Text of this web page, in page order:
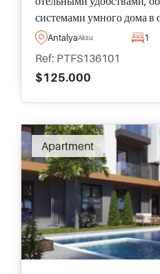
системами умного дома в
быстрорастущих
AntalyaAksu 1
Ref: PTFS136101
$125.000
Apartment